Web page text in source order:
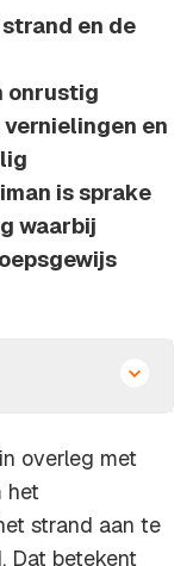
en de
onrustig
en
is sprake
waarbij
overleg met
het
strand aan te
Dat betekent